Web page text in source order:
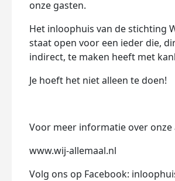
onze gasten.
Het inloophuis van de stichting
staat open voor een ieder die,
indirect, te maken heeft met
Je hoeft het niet alleen te doen!
Voor meer informatie over onze
www.wij-allemaal.nl
Volg ons op Facebook: